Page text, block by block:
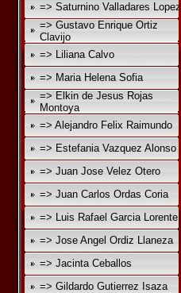
=> Saturnino Valladares Lopez
=> Gustavo Enrique Ortiz
Clavijo
=> Liliana Calvo
=> Maria Helena Sofia
=> Elkin de Jesus Rojas
Montoya
=> Alejandro Felix Raimundo
=> Estefania Vazquez Alonso
=> Juan Jose Velez Otero
=> Juan Carlos Ordas Coria
=> Luis Rafael Garcia Lorente
=> Jose Angel Ordiz Llaneza
=> Jacinta Ceballos
=> Gildardo Gutierrez Isaza